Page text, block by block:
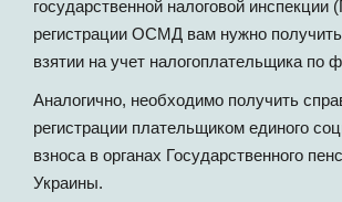
государственной налоговой инспекции
регистрации ОСМД вам нужно
взятии на учет налогоплательщика
Аналогично, необходимо получить
регистрации плательщиком единого
взноса в органах Государственного
Украины.